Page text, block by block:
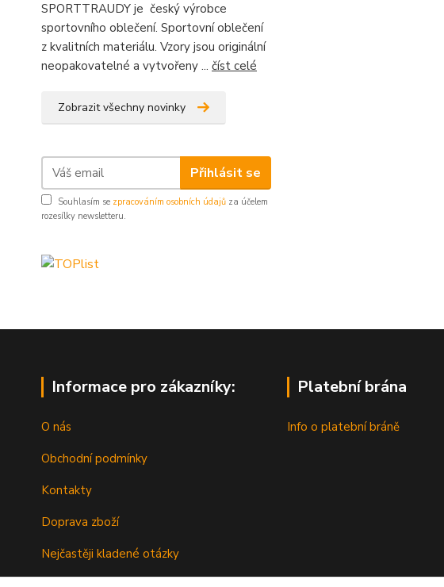
SPORTTRAUDY je český výrobce
sportovního oblečení. Sportovní oblečení
z kvalitních materiálu. Vzory jsou originální
neopakovatelné a vytvořeny ... číst celé
Zobrazit všechny novinky
Přihlásit se
Souhlasím se zpracováním osobních údajů za účelem
rozesílky newsletteru.
Informace pro zákazníky:
O nás
Obchodní podmínky
Kontakty
Doprava zboží
Nejčastěji kladené otázky
Platební brána
Info o platební bráně